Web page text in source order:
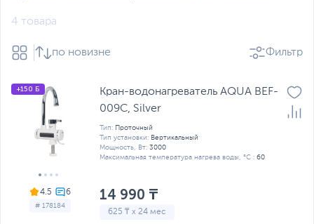
4 товара
по новизне Фильтр
4.5
# 178184
+150 Б
Кран-водонагреватель AQUA BEF-
009C, Silver
Тип: Проточный
Тип установки: Вертикальный
Мощность, Вт: 3000
Максимальная температура нагрева воды, °C : 60
14 990 ₸
625 ₸ x 24 мес